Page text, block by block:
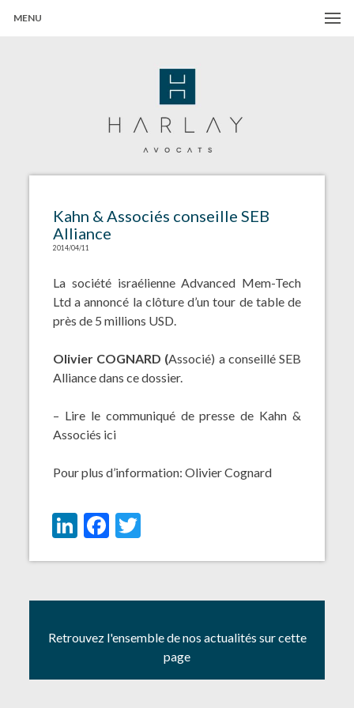
MENU
Kahn & Associés conseille SEB
Alliance
2014/04/11
La société israélienne Advanced Mem-Tech
Ltd a annoncé la clôture d’un tour de table de
près de 5 millions USD.
Olivier COGNARD (Associé) a conseillé SEB
Alliance dans ce dossier.
– Lire le communiqué de presse de Kahn &
Associés ici
Pour plus d’information: Olivier Cognard
LinkedIn
Facebook
Twitter
Retrouvez l'ensemble de nos actualités sur cette
page